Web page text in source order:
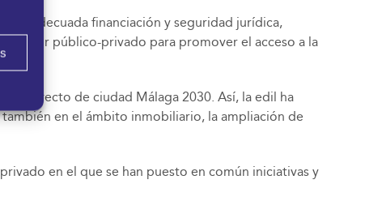
adecuada financiación y seguridad jurídica,
sector público-privado para promover el acceso a la
proyecto de ciudad Málaga 2030. Así, la edil ha
en el ámbito inmobiliario, la ampliación de
en el que se han puesto en común iniciativas y